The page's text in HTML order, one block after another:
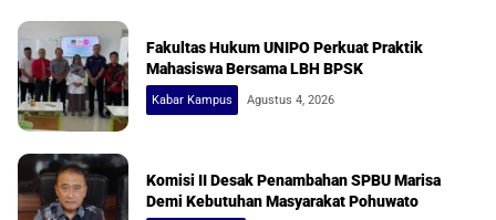
Fakultas Hukum UNIPO Perkuat Praktik
Mahasiswa Bersama LBH BPSK
Kabar Kampus Agustus 4, 2026
Komisi II Desak Penambahan SPBU Marisa
Demi Kebutuhan Masyarakat Pohuwato